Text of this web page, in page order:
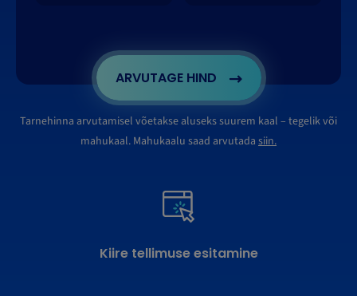
ARVUTAGE HIND
Tarnehinna arvutamisel võetakse aluseks suurem kaal – tegelik või
mahukaal. Mahukaalu saad arvutada siin.
Kiire tellimuse esitamine